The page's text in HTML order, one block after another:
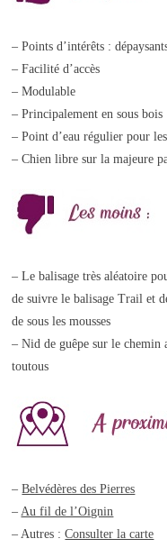
– Points d’intérêts :
– Facilité d’accès
– Modulable
– Principalement en sous bois
– Point d’eau régulier pour
– Chien libre sur la majeure
– Le balisage très aléatoire
de suivre le balisage Trail et
de sous les mousses
– Nid de guêpe sur le chemin
toutous
–Belvédères des Pierres
– Au fil de l’Oignin
– Autres :Consulter la carte